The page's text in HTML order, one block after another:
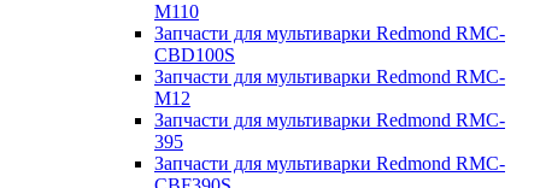
M110
Запчасти для мультиварки Redmond RMC-
CBD100S
Запчасти для мультиварки Redmond RMC-
M12
Запчасти для мультиварки Redmond RMC-
395
Запчасти для мультиварки Redmond RMC-